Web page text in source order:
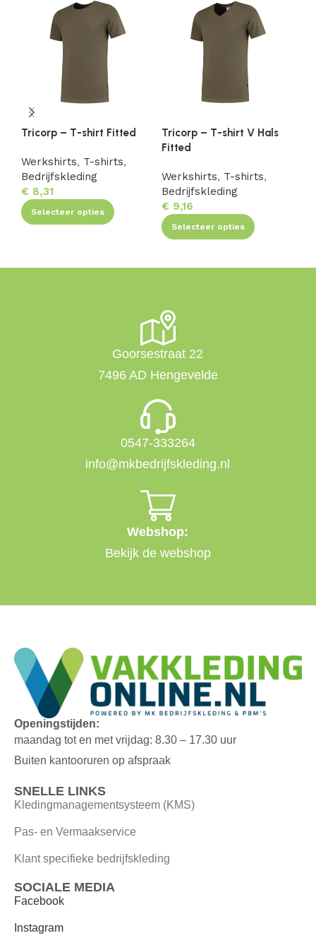
Tricorp – T-shirt Fitted
Werkshirts, T-shirts,
Bedrijfskleding
€ 8,31
Selecteer opties
Tricorp – T-shirt V Hals
Fitted
Werkshirts, T-shirts,
Bedrijfskleding
€9,16
Selecteer opties
Goorsestraat 22
7496 AD Hengevelde
0547-333264
info@mkbedrijfskleding.nl
Webshop:
Bekijk de webshop
Openingstijden:
maandag tot en met vrijdag: 8.30 – 17.30 uur
Buiten kantooruren op afspraak
SNELLE LINKS
Kledingmanagementsysteem (KMS)
Pas- en Vermaakservice
Klant specifieke bedrijfskleding
SOCIALE MEDIA
Facebook
Instagram